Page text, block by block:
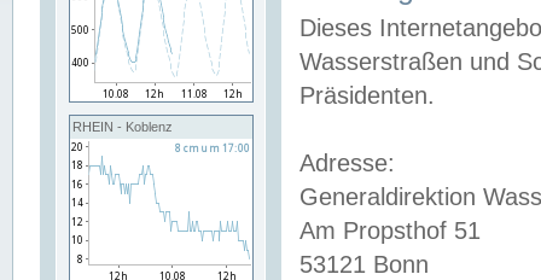
RHEIN - Koblenz
Dieses
Wasserstraßen und
Präsidenten.
Adresse:
Generaldirektion
Am Propsthof 51
53121 Bonn